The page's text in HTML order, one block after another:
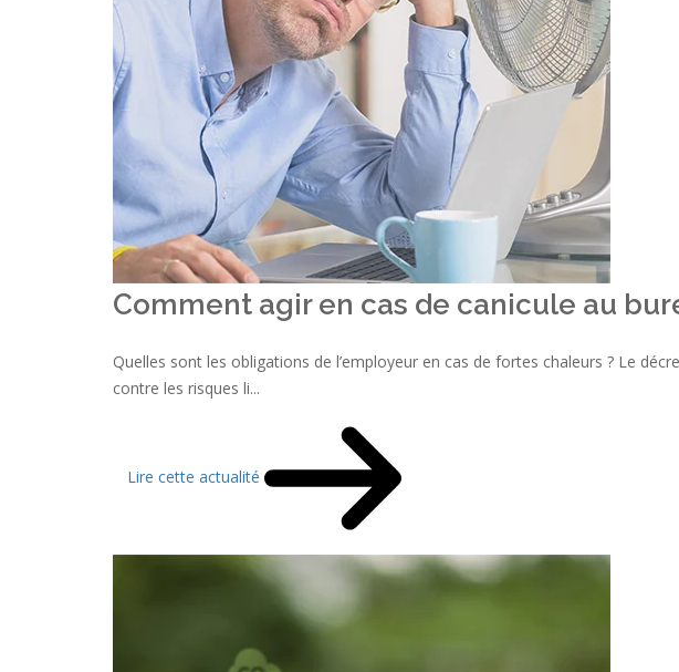
Comment agir en cas de canicule au
Quelles sont les obligations de l’employeur en cas de fortes chaleurs ? Le
contre les risques li...
Lire cette actualité